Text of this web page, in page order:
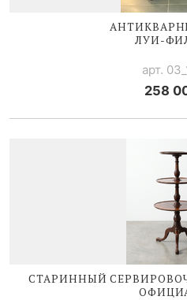
ЛУИ-
арт.
258
СТАРИННЫЙ